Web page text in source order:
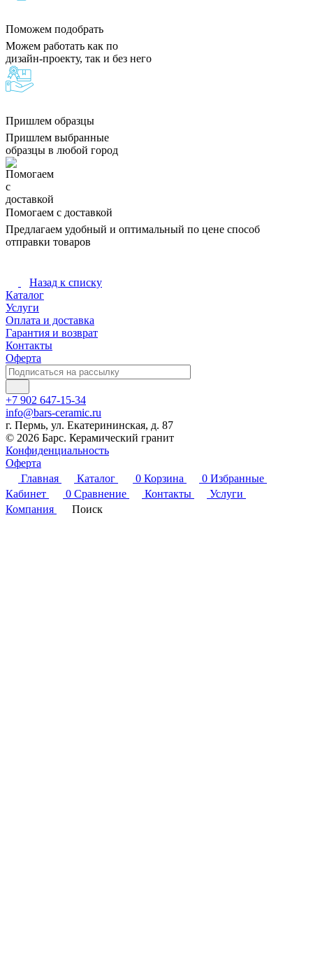
Поможем подобрать
Можем работать как по
дизайн-проекту, так и без него
Пришлем образцы
Пришлем выбранные
образцы в любой город
Помогаем с доставкой
Предлагаем удобный и оптимальный по цене способ
отправки товаров
Назад к списку
Каталог
Услуги
Оплата и доставка
Гарантия и возврат
Контакты
Оферта
+7 902 647-15-34
info@bars-ceramic.ru
г. Пермь, ул. Екатерининская, д. 87
© 2026 Барс. Керамический гранит
Конфиденциальность
Оферта
Главная
Каталог 0 Корзина 0 Избранные
Кабинет
0 Сравнение Контакты
Услуги
Компания
Поиск